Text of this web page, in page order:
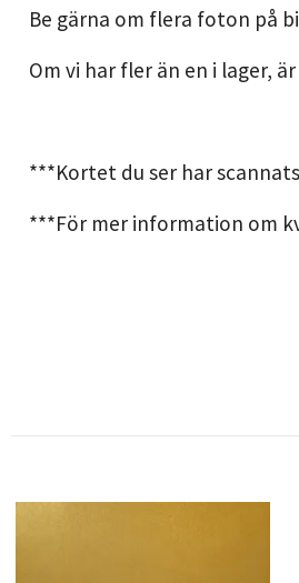
Be gärna om flera foton på
Om vi har fler än en i lager,
***Kortet du ser har
***För mer information om